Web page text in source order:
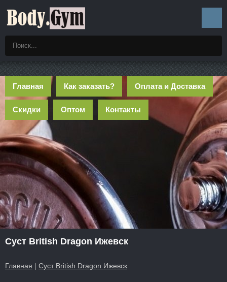
Главная Как заказать? Оплата и Доставка
Скидки Оптом Контакты
Суст British Dragon Ижевск
Главная | Суст British Dragon Ижевск